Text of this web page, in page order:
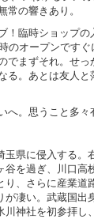
の響きあり。
！臨時ショップの
のオープンですぐ
でまずそれ。せっ
る。あとは友人と
。思うこと多々
玉県に侵入する。
谷を過ぎ、川口高
、さらに産業道
が凄い。武蔵国出
川神社を初参拝し